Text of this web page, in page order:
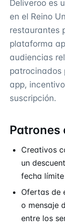
Deliveroo es
en el Reino
restaurantes
plataforma
audiencias
patrocinados
app,
suscripción.
Patrones
Creativos
un
fecha
Ofertas de
o mensaje
entre los